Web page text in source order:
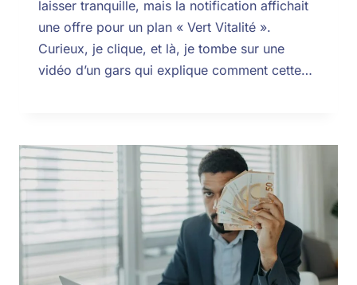
laisser tranquille, mais la notification affichait
une offre pour un plan « Vert Vitalité ».
Curieux, je clique, et là, je tombe sur une
vidéo d’un gars qui explique comment cette…